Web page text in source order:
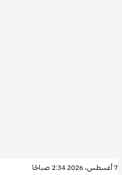
تخطي
7 أغسطس، 2026 2:34 صباحًا